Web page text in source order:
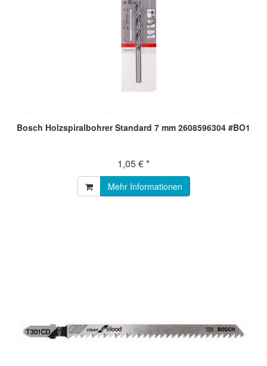
Bosch Holzspiralbohrer Standard 7 mm 2608596304 #BO1
1,05 € *
Mehr Informationen